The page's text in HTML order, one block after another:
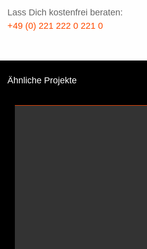
Lass Dich kostenfrei beraten:
+49 (0) 221 222 0 221 0
Ähnliche Projekte